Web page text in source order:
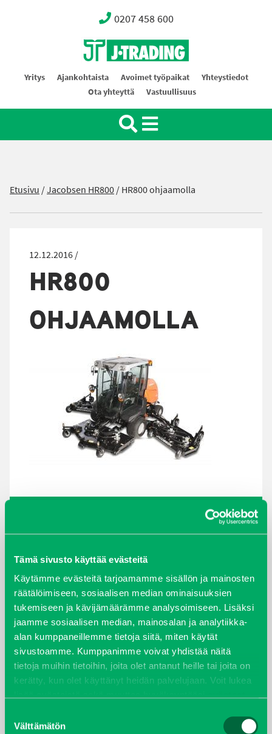
Tämä sivusto käyttää evästeitä
Käytämme evästeitä tarjoamamme sisällön ja mainosten
räätälöimiseen, sosiaalisen median ominaisuuksien
tukemiseen ja kävijämäärämme analysoimiseen. Lisäksi
jaamme sosiaalisen median, mainosalan ja analytiikka-
alan kumppaneillemme tietoja siitä, miten käytät
sivustoamme. Kumppanimme voivat yhdistää näitä
tietoja muihin tietoihin, joita olet antanut heille tai joita on
kerätty, kun olet käyttänyt heidän palvelujaan. Voit lukea
valinta
Välttämätön
0207 458 600
Oy J-Trading Ab
Yritys Ajankohtaista Avoimet työpaikat
Yhteystiedot
Ota yhteyttä
Vastuullisuus
Etusivu /Jacobsen HR800/HR800 ohjaamolla
12.12.2016 /
HR800
OHJAAMOLLA
maaliskuu 2026
syyskuu 2023
joulukuu 2022
huhtikuu 2022
helmikuu 2022
joulukuu 2021